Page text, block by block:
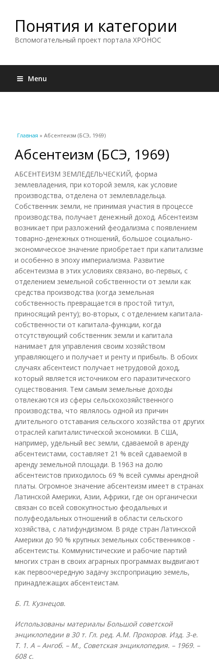
Понятия и категории
Вспомогательный проект портала ХРОНОС
Menu
Вы здесь
Главная » Абсентеизм (БСЭ, 1969)
Абсентеизм (БСЭ, 1969)
АБСЕНТЕИЗМ ЗЕМЛЕДЕЛЬЧЕСКИЙ, форма
землевладения, при которой земля, как условие
производства, отделена от землевладельца.
Собственник земли, не принимая участия в процессе
производства, получает денежный доход. Абсентеизм
возникает при разложений феодализма с появлением
товарно-денежных отношений, большое социально-
экономическое значение приобретает при капитализме
и особенно в эпоху империализма. Развитие
абсентеизма в этих условиях связано, во-первых, с
отделением земельной собственности от земли как
средства производства (когда земельная
собственность превращается в простой титул,
приносящий ренту); во-вторых, с отделением капитала-
собственности от капитала-функции, когда
отсутствующий собственник земли и капитала
нанимает для управления своим хозяйством
управляющего и получает и ренту и прибыль. В обоих
случаях абсентеист получает нетрудовой доход,
который является источником его паразитического
существования. Тем самым земельные доходы
отвлекаются из сферы сельскохозяйственного
производства, что являлось одной из причин
длительного отставания сельского хозяйства от других
отраслей капиталистической экономики. В США,
например, удельный вес земли, сдаваемой в аренду
абсентеистами, составляет 21 % всей сдаваемой в
аренду земельной площади. В 1963 на долю
абсентеистов приходилось 69 % всей суммы арендной
платы. Огромное значение абсентеизм имеет в странах
Латинской Америки, Азии, Африки, где он органически
связан со всей совокупностью феодальных и
полуфеодальных отношений в области сельского
хозяйства, с латифундизмом. В ряде стран Латинской
Америки до 90 % крупных земельных собственников -
абсентеисты. Коммунистические и рабочие партий
многих стран в своих аграрных программах выдвигают
как первоочередную задачу экспроприацию земель,
принадлежащих абсентеистам.
Б. П. Кузнецов.
Использованы материалы Большой советской
энциклопедии в 30 т. Гл. ред. А.М. Прохоров. Изд. 3-е.
Т. 1. А – Ангоб. – М., Советская энциклопедия. – 1969. –
608 с.